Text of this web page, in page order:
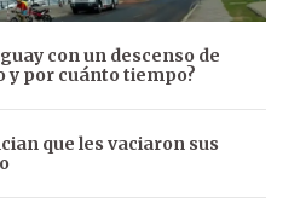
con un descenso de
y por cuánto tiempo?
que les vaciaron sus